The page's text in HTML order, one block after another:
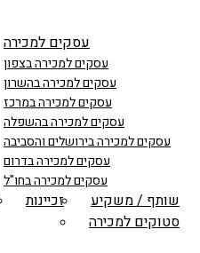
עסקים למכירה
עסקים למכירה בצפון
עסקים למכירה בהשרון
עסקים למכירה במרכז
עסקים למכירה בהשפלה
עסקים למכירה בירושלים והסביבה
עסקים למכירה בדרום
עסקים למכירה בחו"ל
שותף / משקיע זכיינות
סטוקים למכירה